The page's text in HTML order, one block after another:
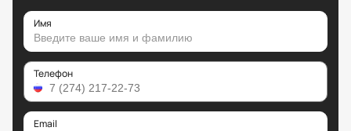
Имя
Телефон
Email